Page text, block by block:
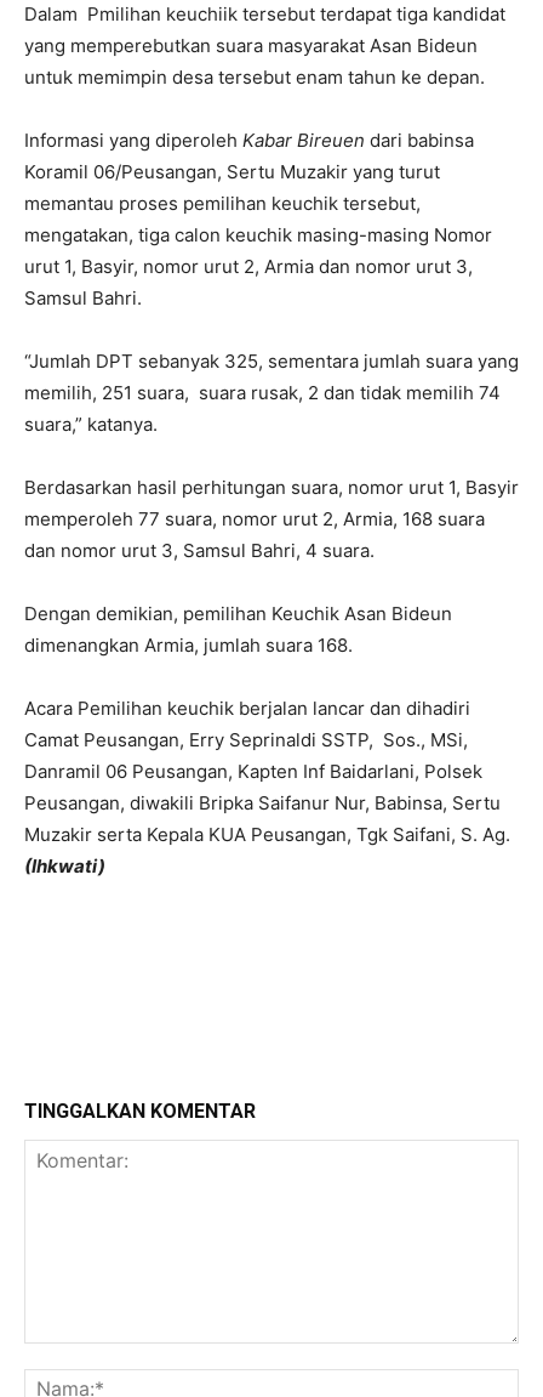
Dalam Pmilihan keuchiik tersebut terdapat tiga kandidat
yang memperebutkan suara masyarakat Asan Bideun
untuk memimpin desa tersebut enam tahun ke depan.
Informasi yang diperoleh Kabar Bireuen dari babinsa
Koramil 06/Peusangan, Sertu Muzakir yang turut
memantau proses pemilihan keuchik tersebut,
mengatakan, tiga calon keuchik masing-masing Nomor
urut 1, Basyir, nomor urut 2, Armia dan nomor urut 3,
Samsul Bahri.
“Jumlah DPT sebanyak 325, sementara jumlah suara yang
memilih, 251 suara, suara rusak, 2 dan tidak memilih 74
suara,” katanya.
Berdasarkan hasil perhitungan suara, nomor urut 1, Basyir
memperoleh 77 suara, nomor urut 2, Armia, 168 suara
dan nomor urut 3, Samsul Bahri, 4 suara.
Dengan demikian, pemilihan Keuchik Asan Bideun
dimenangkan Armia, jumlah suara 168.
Acara Pemilihan keuchik berjalan lancar dan dihadiri
Camat Peusangan, Erry Seprinaldi SSTP, Sos., MSi,
Danramil 06 Peusangan, Kapten Inf Baidarlani, Polsek
Peusangan, diwakili Bripka Saifanur Nur, Babinsa, Sertu
Muzakir serta Kepala KUA Peusangan, Tgk Saifani, S. Ag.
(Ihkwati)
TINGGALKAN KOMENTAR